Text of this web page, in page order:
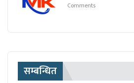
Comments
सम्बन्धित